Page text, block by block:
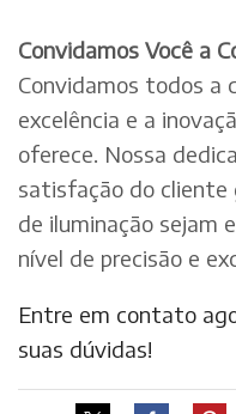
Convidamos Você a
Convidamos todos a
excelência e a
oferece. Nossa
satisfação do cliente
de iluminação sejam
nível de precisão e
Entre em contato
suas dúvidas!